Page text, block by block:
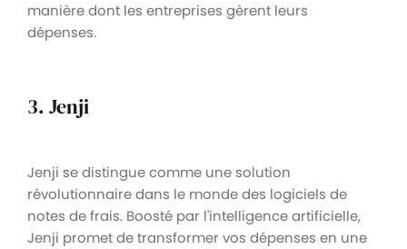
manière dont les entreprises gèrent leurs
dépenses.
3. Jenji
Jenji se distingue comme une solution
révolutionnaire dans le monde des logiciels de
notes de frais. Boosté par l'intelligence artificielle,
Jenji promet de transformer vos dépenses en une